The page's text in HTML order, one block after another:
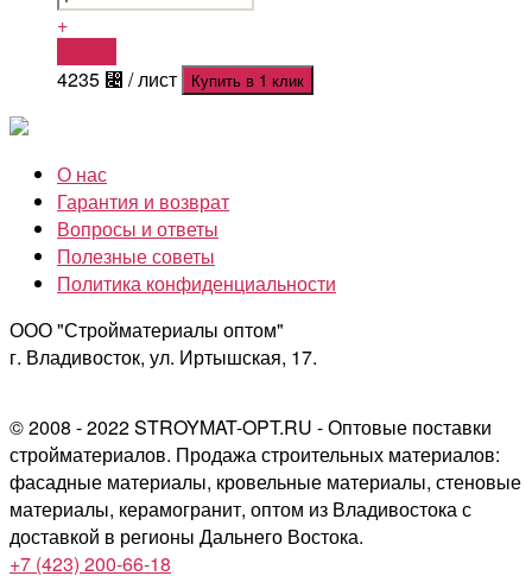
+
4235 ⃄ / лист Купить в 1 клик
О нас
Гарантия и возврат
Вопросы и ответы
Полезные советы
Политика конфиденциальности
ООО "Стройматериалы оптом"
г. Владивосток, ул. Иртышская, 17.
© 2008 - 2022 STROYMAT-OPT.RU - Оптовые поставки
стройматериалов. Продажа строительных материалов:
фасадные материалы, кровельные материалы, стеновые
материалы, керамогранит, оптом из Владивостока с
доставкой в регионы Дальнего Востока.
+7 (423) 200-66-18